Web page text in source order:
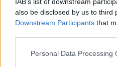
also be disclosed by us to third
Downstream Participants that
Personal Data Processing
lugar para vivir como
Puntos a favor y
contra